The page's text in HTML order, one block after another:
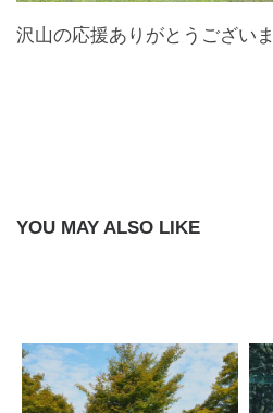
沢山の応援ありがとうございま
YOU MAY ALSO LIKE